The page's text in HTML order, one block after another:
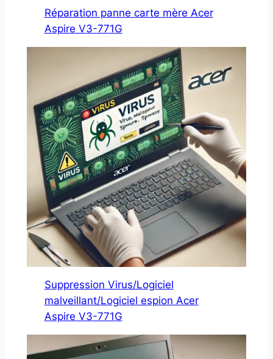
Réparation panne carte mère Acer
Aspire V3-771G
Suppression Virus/Logiciel
malveillant/Logiciel espion Acer
Aspire V3-771G